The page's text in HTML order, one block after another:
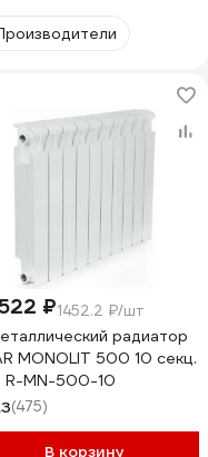
₽1452.2 ₽/шт
радиатор
MONOLIT 500 10 секц.
R-MN-500-10
(475)
В корзину